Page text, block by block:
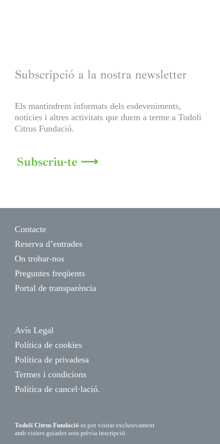
Subscripció a la nostra newsletter
Els mantindrem informats dels esdeveniments,
notícies i altres activitats que duem a terme a Todoli
Citrus Fundació.
Subscriu-te ⟶
Contacte
Reserva d’entrades
On trobar-nos
Preguntes freqüents
Portal de transparència
Avís Legal
Política de cookies
Política de privadesa
Termes i condicions
Política de cancel·lació.
Todolí Citrus Fundació es pot visitar exclusivament
amb visites guiades sota prèvia inscripció.